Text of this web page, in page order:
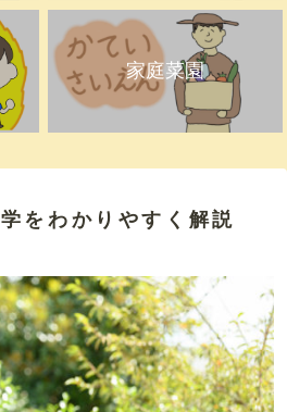
家庭菜園
をわかりやすく解説